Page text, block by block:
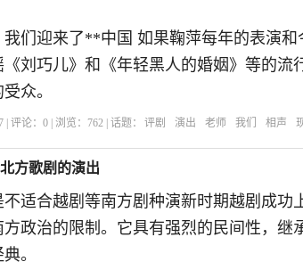
们迎来了**中国 如果鞠萍每年的表演和
刘巧儿》和《年轻黑人的婚姻》等的流
众。
评论： 0 | 浏览： 762 | 话题： 评剧 演出 老师 我们 相声
方歌剧的演出
适合越剧等南方剧种演新时期越剧成
政治的限制。它具有强烈的民间性，继
。